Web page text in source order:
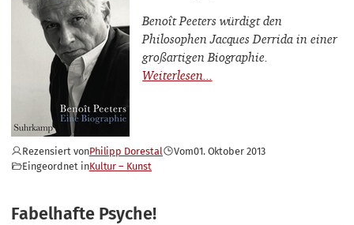
Benoît Peeters würdigt den
Philosophen Jacques Derrida in einer
großartigen Biographie.
Rezensiert vonPhilipp Dorestal Vom01. Oktober 2013
Eingeordnet inKultur – Kunst
Fabelhafte Psyche!